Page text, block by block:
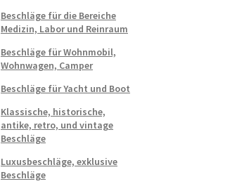
Beschläge für die Bereiche
Medizin, Labor und Reinraum
Beschläge für Wohnmobil,
Wohnwagen, Camper
Beschläge für Yacht und Boot
Klassische, historische,
antike, retro, und vintage
Beschläge
Luxusbeschläge, exklusive
Beschläge